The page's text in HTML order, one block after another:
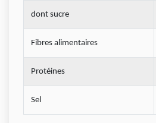
dont sucre
Fibres alimentaires
Protéines
Sel